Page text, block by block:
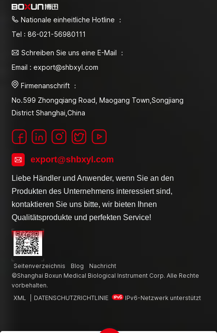
Nationale einheitliche Hotline ：
Tel : 86-021-56980111
Schreiben Sie uns eine E-Mail ：
Email : export@shbxyl.com
Firmenanschrift ：
No.599 Zhongqiang Road, Maogang Town,Songjiang
District Shanghai,China
export@shbxyl.com
Liebe Händler und Anwender, wenn Sie an den
Produkten des Unternehmens interessiert sind,
kontaktieren Sie uns bitte, wir bieten Ihnen
Qualitätsprodukte und perfekten Service!
Seitenverzeichnis Blog
Nachricht
©Shanghai Boxun Medical Biological Instrument Corp. Alle Rechte
vorbehalten.
XML
DATENSCHUTZRICHTLINIE IPv6-Netzwerk unterstützt